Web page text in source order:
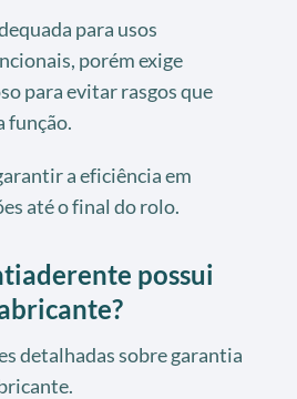
para usos
porém exige
para evitar rasgos que
função.
a eficiência em
até o final do rolo.
possui
detalhadas sobre garantia